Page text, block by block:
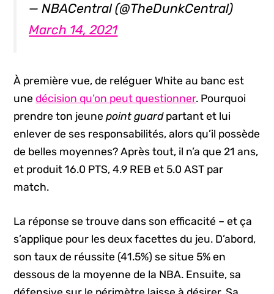
— NBACentral (@TheDunkCentral)
March 14, 2021
À première vue, de reléguer White au banc est
unedécision qu’on peut questionner. Pourquoi
prendre ton jeunepoint guardpartant et lui
enlever de ses responsabilités, alors qu’il possède
de belles moyennes? Après tout, il n’a que 21 ans,
et produit 16.0 PTS, 4.9 REB et 5.0 AST par
match.
La réponse se trouve dans son efficacité – et ça
s’applique pour les deux facettes du jeu. D’abord,
son taux de réussite (41.5%) se situe 5% en
dessous de la moyenne de la NBA. Ensuite, sa